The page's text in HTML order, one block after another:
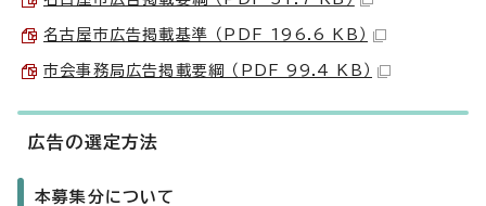
名古屋市広告掲載基準 （PDF 196.6 KB）
市会事務局広告掲載要綱 （PDF 99.4 KB）
広告の選定方法
本募集分について